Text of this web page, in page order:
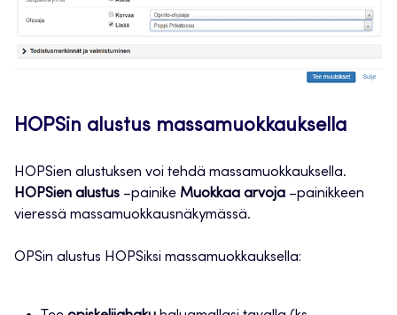
HOPSin alustus massamuokkauksella
HOPSien alustuksen voi tehdä massamuokkauksella.
HOPSien alustus –painike Muokkaa arvoja –painikkeen
vieressä massamuokkausnäkymässä.
OPSin alustus HOPSiksi massamuokkauksella: